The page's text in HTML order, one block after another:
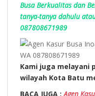
Busa Berkualitas dan
tanya-tanya dahulu
087808671989
Kami juga melayani
wilayah Kota Batu
BACA JUGA : Agen